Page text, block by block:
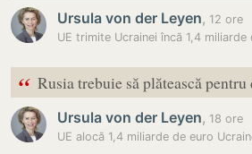
Ursula von der Leyen, 12 ore
“ Rusia trebuie să plătească
Ursula von der Leyen, 18 ore